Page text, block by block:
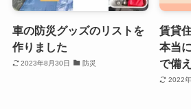
車の防災グッズのリストを
作りました
2023年8月30日 防災
賃貸
本当
で備
2022